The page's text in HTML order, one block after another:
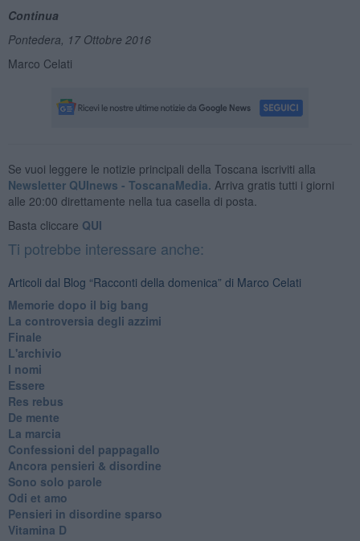
Continua
Pontedera, 17 Ottobre 2016
Marco Celati
Se vuoi leggere le notizie principali della Toscana iscriviti alla
Newsletter QUInews - ToscanaMedia. Arriva gratis tutti i giorni
alle 20:00 direttamente nella tua casella di posta.
Basta cliccare QUI
Ti potrebbe interessare anche:
Articoli dal Blog “Racconti della domenica” di Marco Celati
Memorie dopo il big bang
La controversia degli azzimi
Finale
L'archivio
I nomi
Essere
Res rebus
De mente
La marcia
Confessioni del pappagallo
Ancora pensieri & disordine
Sono solo parole
Odi et amo
Pensieri in disordine sparso
Vitamina D